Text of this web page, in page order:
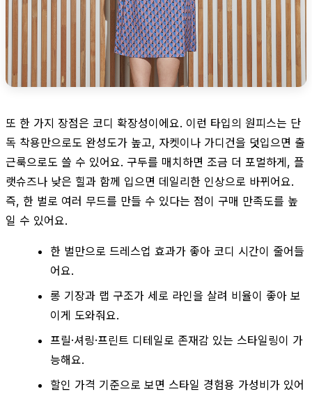
또 한 가지 장점은 코디 확장성이에요. 이런 타입의 원피스는 단
독 착용만으로도 완성도가 높고, 자켓이나 가디건을 덧입으면 출
근룩으로도 쓸 수 있어요. 구두를 매치하면 조금 더 포멀하게, 플
랫슈즈나 낮은 힐과 함께 입으면 데일리한 인상으로 바뀌어요.
즉, 한 벌로 여러 무드를 만들 수 있다는 점이 구매 만족도를 높
일 수 있어요.
한 벌만으로 드레스업 효과가 좋아 코디 시간이 줄어들
어요.
롱 기장과 랩 구조가 세로 라인을 살려 비율이 좋아 보
이게 도와줘요.
프릴·셔링·프린트 디테일로 존재감 있는 스타일링이 가
능해요.
할인 가격 기준으로 보면 스타일 경험용 가성비가 있어